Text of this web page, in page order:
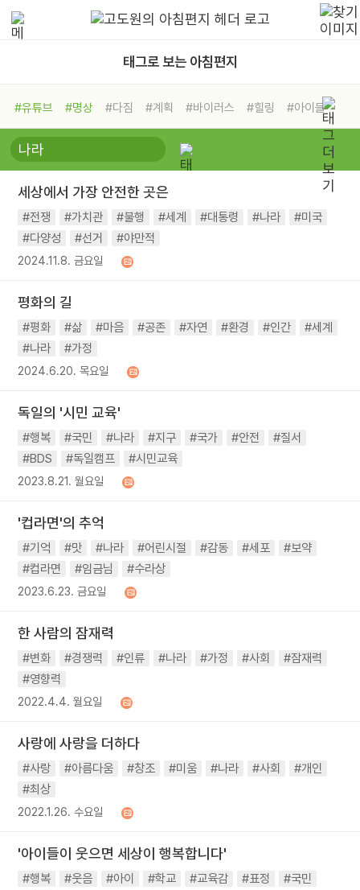
태그로 보는 아침편지
#유튜브 #명상 #다짐 #계획 #바이러스 #힐링
#아이들
#비전캠프
#독서캠프 #삶
#희망
#나눔 #친구 #링컨학교
#독서
#건강 #면역력
세상에서 가장 안전한 곳은
#전쟁 #가치관 #불행 #세계 #대통령 #나라
#미국
#다양성
#선거 #야만적
2024.11.8. 금요일
평화의 길
#평화 #삶 #마음 #공존 #자연 #환경 #인간
#세계
#나라
#가정
2024.6.20. 목요일
독일의 '시민 교육'
#행복 #국민 #나라 #지구 #국가 #안전
#질서
#BDS
#독일캠프 #시민교육
2023.8.21. 월요일
'컵라면'의 추억
#기억 #맛 #나라 #어린시절 #감동 #세포
#보약
#컵라면
#임금님 #수라상
2023.6.23. 금요일
한 사람의 잠재력
#변화 #경쟁력 #인류 #나라 #가정 #사회
#잠재력
#영향력
2022.4.4. 월요일
사랑에 사랑을 더하다
#사랑 #아름다움 #창조 #미움 #나라 #사회
#개인
#최상
2022.1.26. 수요일
'아이들이 웃으면 세상이 행복합니다'
#행복 #웃음 #아이 #학교 #교육감 #표정
#국민